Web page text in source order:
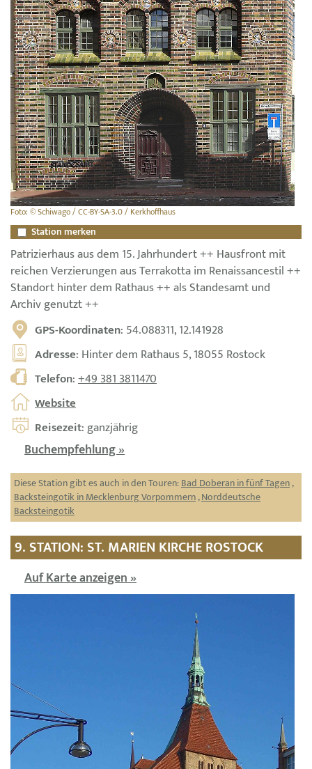
Foto: © Schiwago / CC-BY-SA-3.0 / Kerkhoffhaus
Station merken
Patrizierhaus aus dem 15. Jahrhundert ++ Hausfront mit
reichen Verzierungen aus Terrakotta im Renaissancestil ++
Standort hinter dem Rathaus ++ als Standesamt und
Archiv genutzt ++
GPS-Koordinaten: 54.088311, 12.141928
Adresse: Hinter dem Rathaus 5, 18055 Rostock
Telefon:+49 381 3811470
Website
Reisezeit: ganzjährig
Buchempfehlung »
Diese Station gibt es auch in den Touren:Bad Doberan in fünf Tagen,
Backsteingotik in Mecklenburg Vorpommern,Norddeutsche
Backsteingotik
9. STATION: ST. MARIEN KIRCHE ROSTOCK
Auf Karte anzeigen »